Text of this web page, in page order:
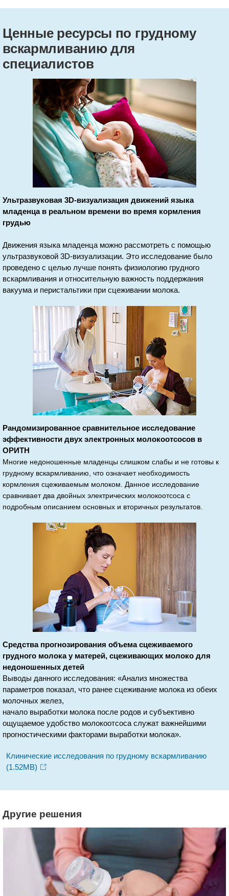
Ценные ресурсы по грудному
вскармливанию для
специалистов
Ультразвуковая 3D-визуализация движений языка
младенца в реальном времени во время кормления
грудью
Движения языка младенца можно рассмотреть с помощью
ультразвуковой 3D-визуализации. Это исследование было
проведено с целью лучше понять физиологию грудного
вскармливания и относительную важность поддержания
вакуума и перистальтики при сцеживании молока.
Рандомизированное сравнительное исследование
эффективности двух электронных молокоотсосов в
ОРИТН
Многие недоношенные младенцы слишком слабы и не готовы к
грудному вскармливанию, что означает необходимость
кормления сцеживаемым молоком. Данное исследование
сравнивает два двойных электрических молокоотсоса с
подробным описанием основных и вторичных результатов.
Средства прогнозирования объема сцеживаемого
грудного молока у матерей, сцеживающих молоко для
недоношенных детей
Выводы данного исследования: «Анализ множества
параметров показал, что ранее сцеживание молока из обеих
молочных желез,
начало выработки молока после родов и субъективно
ощущаемое удобство молокоотсоса служат важнейшими
прогностическими факторами выработки молока».
Клинические исследования по грудному вскармливанию
(1.52MB)
Другие решения